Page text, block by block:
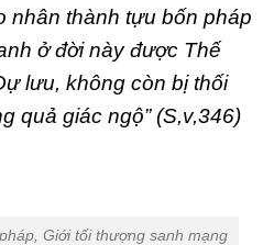
nhân thành tựu bốn pháp
ở đời này được Thế
lưu, không còn bị thối
quả giác ngộ” (S,v,346)
Giới tối thượng sanh mạng